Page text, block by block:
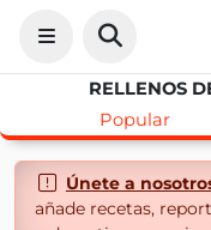
Popular
Únete a
añade recetas,